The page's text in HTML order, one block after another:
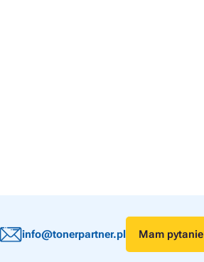
info@tonerpartner.pl Mam pytanie